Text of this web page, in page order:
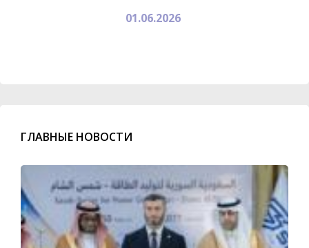
01.06.2026
ГЛАВНЫЕ НОВОСТИ